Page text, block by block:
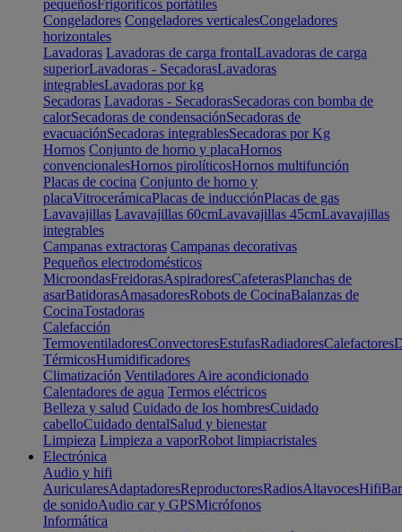
pequeñosFrigoríficos portátiles
Congeladores Congeladores verticalesCongeladores
horizontales
Lavadoras Lavadoras de carga frontalLavadoras de carga
superiorLavadoras - SecadorasLavadoras
integrablesLavadoras por kg
Secadoras Lavadoras - SecadorasSecadoras con bomba de
calorSecadoras de condensaciónSecadoras de
evacuaciónSecadoras integrablesSecadoras por Kg
Hornos Conjunto de horno y placaHornos
convencionalesHornos pirolíticosHornos multifunción
Placas de cocina Conjunto de horno y
placaVitrocerámicaPlacas de inducciónPlacas de gas
Lavavajillas Lavavajillas 60cmLavavajillas 45cmLavavajillas
integrables
Campanas extractoras Campanas decorativas
Pequeños electrodomésticos
MicroondasFreidorasAspiradoresCafeterasPlanchas de
asarBatidorasAmasadoresRobots de CocinaBalanzas de
CocinaTostadoras
Calefacción
TermoventiladoresConvectoresEstufasRadiadoresCalefactores
TérmicosHumidificadores
Climatización Ventiladores Aire acondicionado
Calentadores de agua Termos eléctricos
Belleza y salud Cuidado de los hombresCuidado
cabelloCuidado dentalSalud y bienestar
Limpieza Limpieza a vaporRobot limpiacristales
Electrónica
Audio y hifi
AuricularesAdaptadoresReproductoresRadiosAltavocesHifi
de sonidoAudio car y GPSMicrófonos
Informática